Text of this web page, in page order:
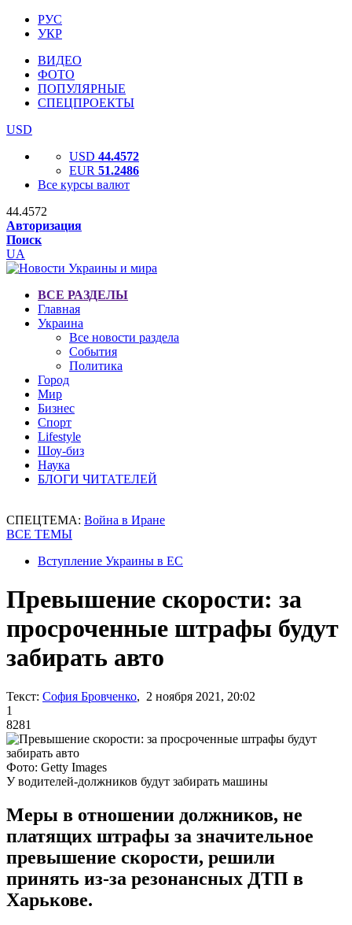
РУС
УКР
ВИДЕО
ФОТО
ПОПУЛЯРНЫЕ
СПЕЦПРОЕКТЫ
USD
USD 44.4572
EUR 51.2486
Все курсы валют
44.4572
Авторизация
Поиск
UA
ВСЕ РАЗДЕЛЫ
Главная
Украина
Все новости раздела
События
Политика
Город
Мир
Бизнес
Спорт
Lifestyle
Шоу-биз
Наука
БЛОГИ ЧИТАТЕЛЕЙ
СПЕЦТЕМА: Война в Иране
ВСЕ ТЕМЫ
Вступление Украины в ЕС
Превышение скорости: за
просроченные штрафы будут
забирать авто
Текст: София Бровченко, 2 ноября 2021, 20:02
1
8281
Фото: Getty Images
У водителей-должников будут забирать машины
Меры в отношении должников, не
платящих штрафы за значительное
превышение скорости, решили
принять из-за резонансных ДТП в
Харькове.